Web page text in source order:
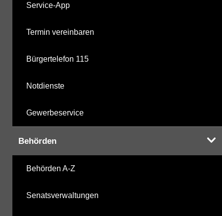
Desktopversion der Website
Service-App
Termin vereinbaren
Bürgertelefon 115
Notdienste
Gewerbeservice
Behörden
Behörden A-Z
Senatsverwaltungen